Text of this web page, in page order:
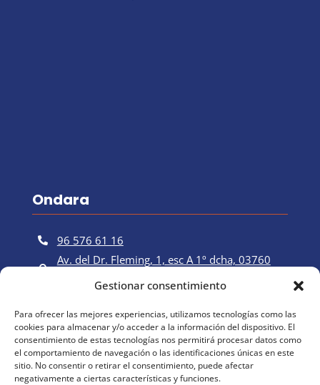
Gestionar consentimiento
Para ofrecer las mejores experiencias, utilizamos tecnologías como las
cookies para almacenar y/o acceder a la información del dispositivo. El
consentimiento de estas tecnologías nos permitirá procesar datos como
el comportamiento de navegación o las identificaciones únicas en este
sitio. No consentir o retirar el consentimiento, puede afectar
negativamente a ciertas características y funciones.
Ondara
 96 576 61 16

Av. del Dr. Fleming, 1, esc A 1º dcha, 03760